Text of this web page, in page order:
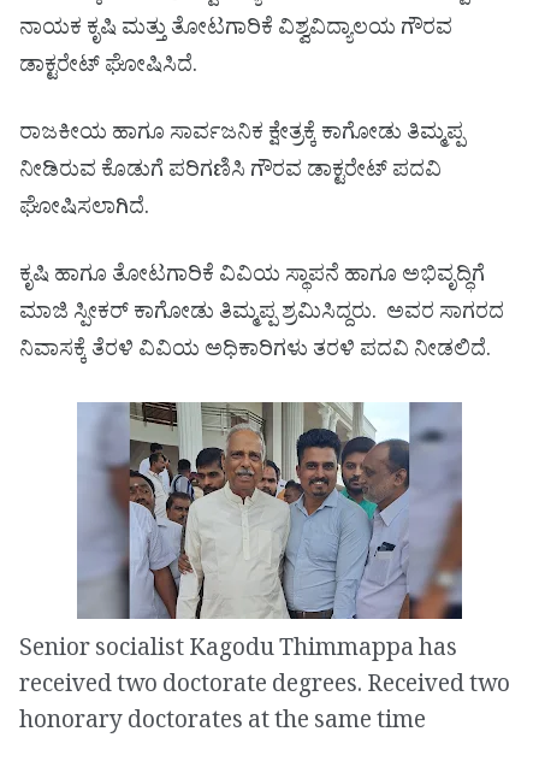
ನಾಯಕ ಕೃಷಿ ಮತ್ತು ತೋಟಗಾರಿಕೆ ವಿಶ್ವವಿದ್ಯಾಲಯ ಗೌರವ
ಡಾಕ್ಟರೇಟ್ ಘೋಷಿಸಿದೆ.
ರಾಜಕೀಯ ಹಾಗೂ ಸಾರ್ವಜನಿಕ ಕ್ಷೇತ್ರಕ್ಕೆ ಕಾಗೋಡು ತಿಮ್ಮಪ್ಪ
ನೀಡಿರುವ ಕೊಡುಗೆ ಪರಿಗಣಿಸಿ ಗೌರವ ಡಾಕ್ಟರೇಟ್ ಪದವಿ
ಘೋಷಿಸಲಾಗಿದೆ.
ಕೃಷಿ ಹಾಗೂ ತೋಟಗಾರಿಕೆ ವಿವಿಯ ಸ್ಥಾಪನೆ ಹಾಗೂ ಅಭಿವೃದ್ಧಿಗೆ
ಮಾಜಿ ಸ್ಪೀಕರ್ ಕಾಗೋಡು ತಿಮ್ಮಪ್ಪ ಶ್ರಮಿಸಿದ್ದರು. ಅವರ ಸಾಗರದ
ನಿವಾಸಕ್ಕೆ ತೆರಳಿ ವಿವಿಯ ಅಧಿಕಾರಿಗಳು ತರಳಿ ಪದವಿ ನೀಡಲಿದೆ.
Senior socialist Kagodu Thimmappa has
received two doctorate degrees. Received two
honorary doctorates at the same time